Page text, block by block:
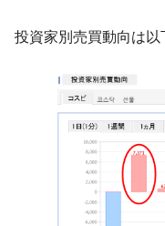
『Money1』
韓国･外
『Money1』
韓国･
い「50.5％」に上昇
『Money1』
韓国大
た ⇒ 国家が行った恐
『Money1』
投資家別売買動向は以